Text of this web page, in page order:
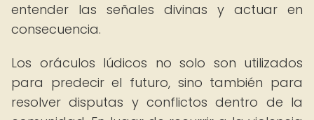
entender las señales divinas y actuar en
consecuencia.
Los oráculos lúdicos no solo son utilizados
para predecir el futuro, sino también para
resolver disputas y conflictos dentro de la